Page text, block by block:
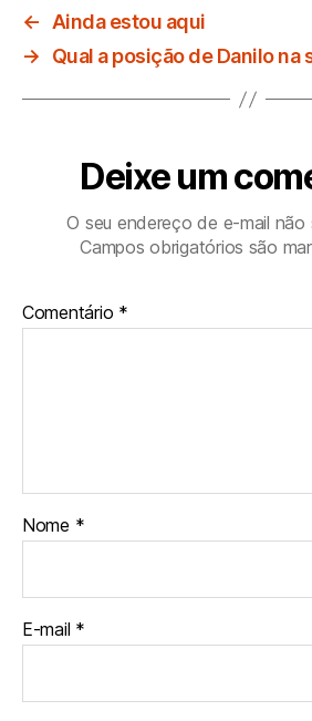
← Ainda estou aqui
→
Qual a posição de Danilo na
Deixe um
O seu endereço de e-mail não
Campos obrigatórios são
Comentário *
Nome *
E-mail *